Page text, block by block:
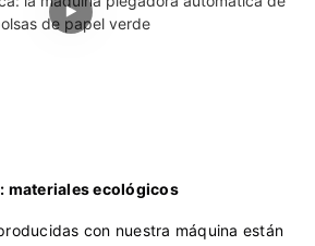
materiales ecológicos
con nuestra máquina están